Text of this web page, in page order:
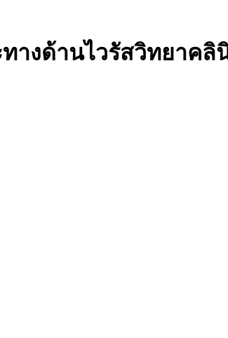
างด้านไวรัสวิทยาค